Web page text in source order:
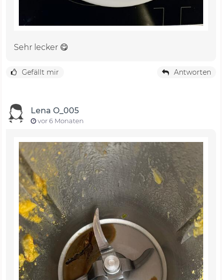
Sehr lecker 😋
Gefällt mir Antworten
Lena O_005
vor 6 Monaten